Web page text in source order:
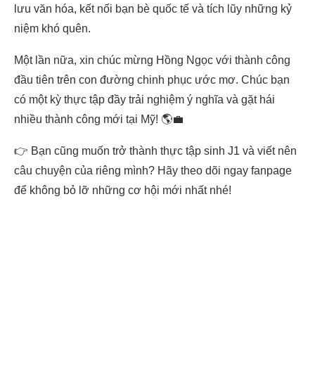
lưu văn hóa, kết nối bạn bè quốc tế và tích lũy những kỷ
niệm khó quên.
Một lần nữa, xin chúc mừng Hồng Ngọc với thành công
đầu tiên trên con đường chinh phục ước mơ. Chúc bạn
có một kỳ thực tập đầy trải nghiệm ý nghĩa và gặt hái
nhiều thành công mới tại Mỹ! 🌎💼
👉 Bạn cũng muốn trở thành thực tập sinh J1 và viết nên
câu chuyện của riêng mình? Hãy theo dõi ngay fanpage
để không bỏ lỡ những cơ hội mới nhất nhé!